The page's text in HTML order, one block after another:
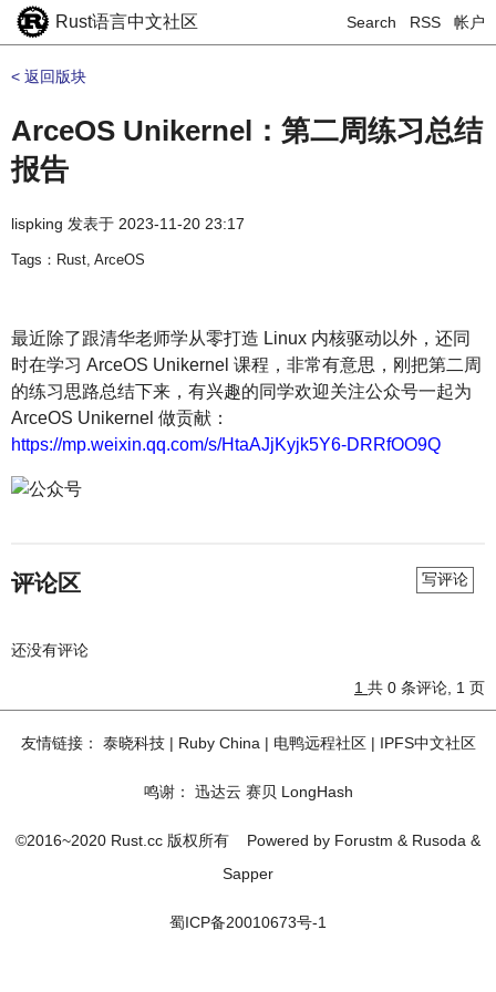
Rust语言中文社区 Search RSS 帐户
< 返回版块
ArceOS Unikernel：第二周练习总结
报告
lispking 发表于 2023-11-20 23:17
Tags：Rust, ArceOS
最近除了跟清华老师学从零打造 Linux 内核驱动以外，还同
时在学习 ArceOS Unikernel 课程，非常有意思，刚把第二周
的练习思路总结下来，有兴趣的同学欢迎关注公众号一起为
ArceOS Unikernel 做贡献：
https://mp.weixin.qq.com/s/HtaAJjKyjk5Y6-DRRfOO9Q
评论区 写评论
还没有评论
1 共 0 条评论, 1 页
友情链接： 泰晓科技| Ruby China | 电鸭远程社区| IPFS中文社区
鸣谢： 迅达云 赛贝 LongHash
©2016~2020 Rust.cc 版权所有 Powered by Forustm & Rusoda &
Sapper
蜀ICP备20010673号-1